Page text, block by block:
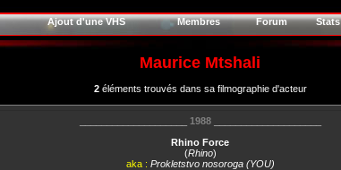
Ajout d'une VHS Membres Forum Stats
Maurice Mtshali
2éléments trouvés dans sa filmographie d'acteur
1988____________________
Rhino Force
(Rhino)
aka : Prokletstvo nosoroga (YOU)